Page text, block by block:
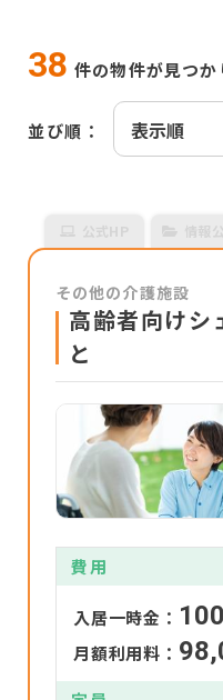
38 件の物件が見つか
並び順：
その他の介護施設
高齢者向けシ
と
費用
入居一時金：
月額利用料：